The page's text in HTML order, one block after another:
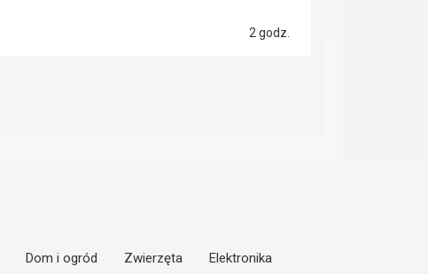
2 godz.
Dom i ogród Zwierzęta
Elektronika